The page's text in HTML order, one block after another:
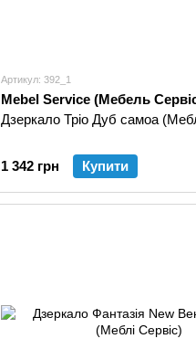
Артикул: 392_1
Mebel Service (Мебель
Дзеркало Тріо Дуб самоа
1 342 грн Купити